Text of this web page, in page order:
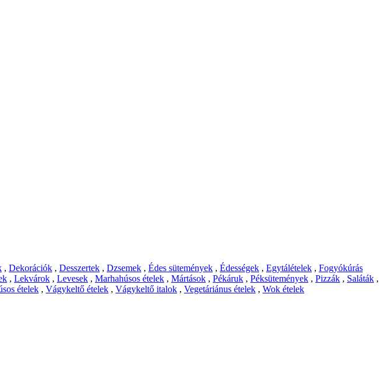
, Dekorációk , Desszertek , Dzsemek , Édes sütemények , Édességek , Egytálételek , Fogyókúrás
, Lekvárok , Levesek , Marhahúsos ételek , Mártások , Pékáruk , Péksütemények , Pizzák , Saláták ,
ételek , Vágykeltő ételek , Vágykeltő italok , Vegetáriánus ételek , Wok ételek